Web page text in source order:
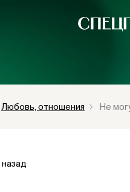
Любовь, отношения Не
назад